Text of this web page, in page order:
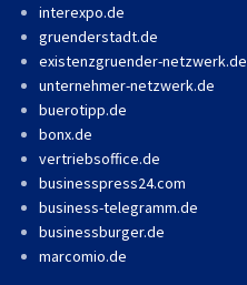
interexpo.de
gruenderstadt.de
existenzgruender-netzwerk.de
unternehmer-netzwerk.de
buerotipp.de
bonx.de
vertriebsoffice.de
businesspress24.com
business-telegramm.de
businessburger.de
marcomio.de